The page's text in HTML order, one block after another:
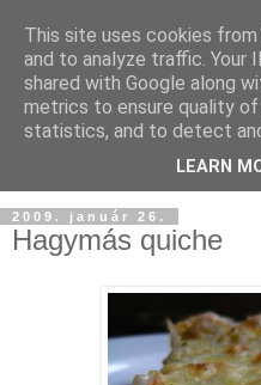
2009. január 26.
Hagymás quiche
This site uses cookies
and to analyze traffic. Your
shared with Google along
metrics to ensure quality
statistics, and to detect
LEARN